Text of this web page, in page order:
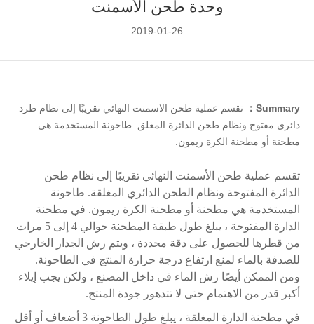
وحدة طحن الأسمنت
2019-01-26
Summary：
ﺗﻘﺴﻢ ﻋﻤﻠﻴﺔ ﻃﺤﻦ اﻻﺳﻤﻨﺖ اﻟﻨﻬﺎﺋﻲ ﺗﻘﺮﻳﺒًﺎ إﻟﻰ ﻧﻈﺎم ﻃﺮد
داﺋﺮي ﻣﻔﺘﻮح وﻧﻈﺎم ﻃﺤﻦ اﻟﺪاﺋﺮة اﻟﻤﻐﻠﻖ. طاحونة المستخدمة هي
مطحنة أو مطحنة الكرة ريمون.
تقسم عملية طحن الأسمنت النهائي تقريبًا إلى نظام طحن
الدائرة المفتوحة ونظام الطحن الدائري المغلقة. طاحونة
المستخدمة هي مطحنة أو مطحنة الكرة ريمون. في مطحنة
الدارة المفتوحة ، يبلغ طول طبقة المطحنة حوالي 4 إلى 5 مرات
من قطرها للحصول على دقة محددة ، ويتم رش الجدار الخارجي
للصدفة بالماء لمنع ارتفاع درجة حرارة المنتج في الطاحونة.
ومن الممكن أيضًا رش الماء في داخل المصنع ، ولكن يجب إيلاء
أكبر قدر من الاهتمام حتى لا تتدهور جودة المنتج.
في مطحنة الدارة المغلقة ، يبلغ طول الطاحونة 3 أضعاف أو أقل